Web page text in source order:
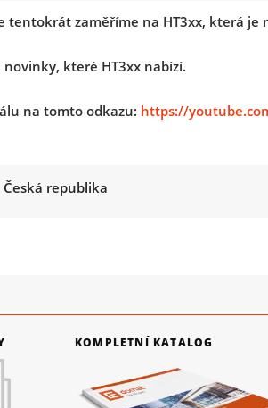
tentokrát zaměříme na HT3xx, která je
které HT3xx nabízí.
na tomto odkazu: https://
Česká republika
KOMPLETNÍ KATALOG